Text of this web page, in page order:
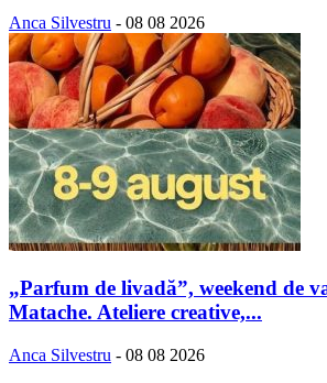
Anca Silvestru - 08 08 2026
„Parfum de livadă”, weekend de
Matache. Ateliere creative,...
Anca Silvestru - 08 08 2026